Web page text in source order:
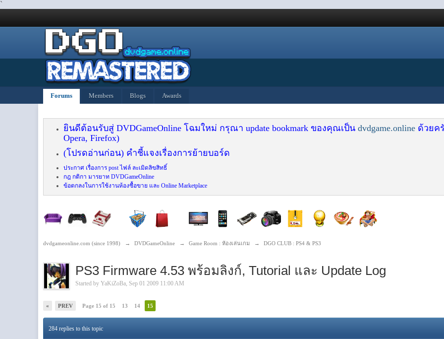
`
Forums Members Blogs Awards
ยินดีต้อนรับสู่ DVDGameOnline โฉมใหม่ กรุณา update bookmark ของคุณเป็นdvdgame.online ด้วยค
Opera, Firefox)
(โปรดอ่านก่อน) คำชี้แจงเรื่องการย้ายบอร์ด
ประกาศ เรื่องการ post ไฟล์ ละเมิดลิขสิทธิ์
กฎ กติกา มารยาท DVDGameOnline
ข้อตกลงในการใช้งานห้องซื้อขาย และ Online Marketplace
dvdgameonline.com (since 1998) → DVDGameOnline → Game Room : ห้องเล่นเกม → DGO CLUB : PS4 & PS3
PS3 Firmware 4.53 พร้อมลิงก์, Tutorial และ Update Log
Started byYaKiZoBa, Sep 01 2009 11:00 AM
« PREV Page 15 of 15 13 14 15
284 replies to this topic